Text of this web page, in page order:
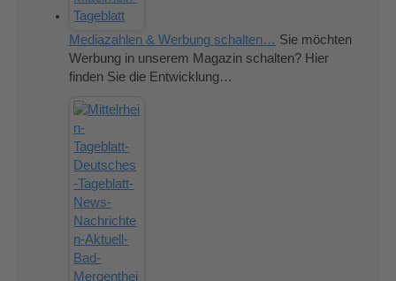
Mediazahlen & Werbung schalten… Sie möchten
Werbung in unserem Magazin schalten? Hier
finden Sie die Entwicklung…